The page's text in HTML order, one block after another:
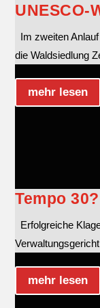
UNESCO-
Im zweiten
die Waldsiedlung
mehr lesen
Tempo
Erfolgreiche
mehr lesen